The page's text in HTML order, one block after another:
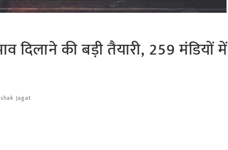
दिलाने की बड़ी तैयारी, 259 मंडियों में
Jagat